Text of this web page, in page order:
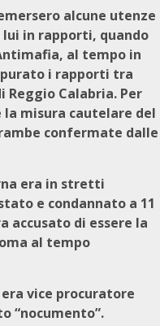
alcune utenze
in rapporti, quando
al tempo in
i rapporti tra
Reggio Calabria. Per
la misura cautelare del
confermate dalle
era in stretti
e condannato a 11
accusato di essere la
al tempo
vice procuratore
“nocumento”.